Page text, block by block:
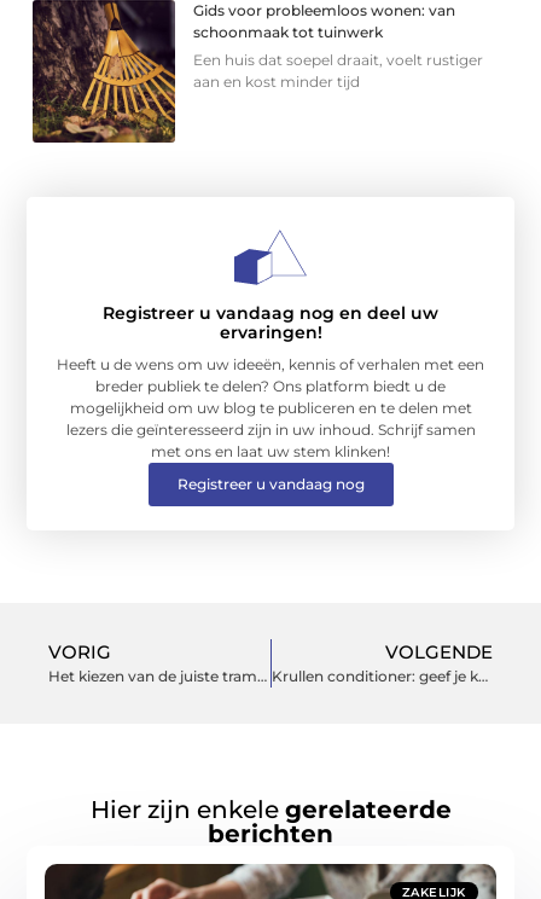
Gids voor probleemloos wonen: van
schoonmaak tot tuinwerk
Een huis dat soepel draait, voelt rustiger
aan en kost minder tijd
Registreer u vandaag nog en deel uw
ervaringen!
Heeft u de wens om uw ideeën, kennis of verhalen met een
breder publiek te delen? Ons platform biedt u de
mogelijkheid om uw blog te publiceren en te delen met
lezers die geïnteresseerd zijn in uw inhoud. Schrijf samen
met ons en laat uw stem klinken!
Registreer u vandaag nog
VORIG
Het kiezen van de juiste trampoline: Grootte, vorm en kenmerken om te overwegen
VOLGENDE
Krullen conditioner: geef je krullen liefde
Hier zijn enkele gerelateerde
berichten
ZAKELIJK